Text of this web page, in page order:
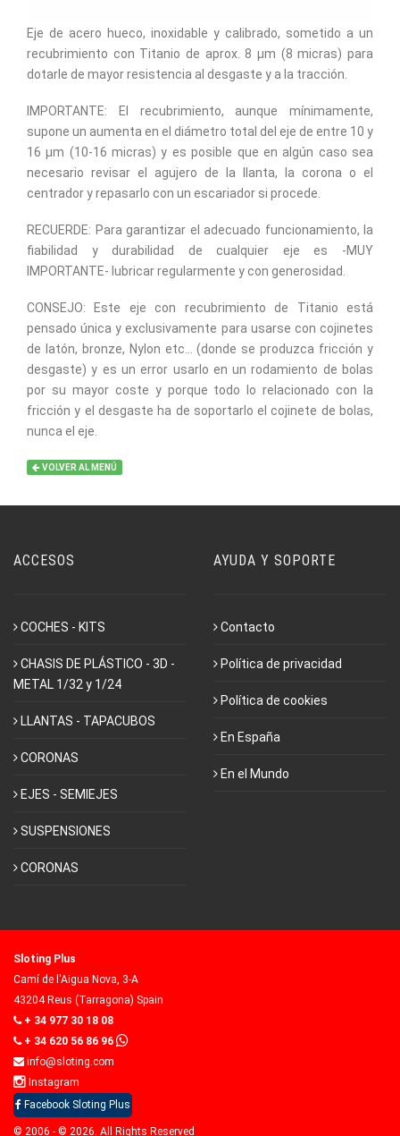
Eje de acero hueco, inoxidable y calibrado, sometido a un
recubrimiento con Titanio de aprox. 8 µm (8 micras) para
dotarle de mayor resistencia al desgaste y a la tracción.
IMPORTANTE: El recubrimiento, aunque mínimamente,
supone un aumenta en el diámetro total del eje de entre 10 y
16 µm (10-16 micras) y es posible que en algún caso sea
necesario revisar el agujero de la llanta, la corona o el
centrador y repasarlo con un escariador si procede.
RECUERDE: Para garantizar el adecuado funcionamiento, la
fiabilidad y durabilidad de cualquier eje es -MUY
IMPORTANTE- lubricar regularmente y con generosidad.
CONSEJO: Este eje con recubrimiento de Titanio está
pensado única y exclusivamente para usarse con cojinetes
de latón, bronze, Nylon etc... (donde se produzca fricción y
desgaste) y es un error usarlo en un rodamiento de bolas
por su mayor coste y porque todo lo relacionado con la
fricción y el desgaste ha de soportarlo el cojinete de bolas,
nunca el eje.
VOLVER AL MENÚ
ACCESOS
COCHES - KITS
CHASIS DE PLÁSTICO - 3D -
METAL 1/32 y 1/24
LLANTAS - TAPACUBOS
CORONAS
EJES - SEMIEJES
SUSPENSIONES
CORONAS
AYUDA Y SOPORTE
Contacto
Política de privacidad
Política de cookies
En España
En el Mundo
Sloting Plus
Camí de l'Aigua Nova, 3-A
43204 Reus (Tarragona) Spain
+ 34 977 30 18 08
+ 34 620 56 86 96
info@sloting.com
Instagram
Facebook Sloting Plus
© 2006 - © 2026. All Rights Reserved